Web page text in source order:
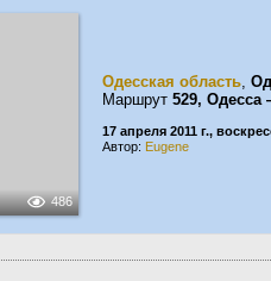
486
Одесская область,
Маршрут 529,
17 апреля 2011 г.,
Автор: Eugene